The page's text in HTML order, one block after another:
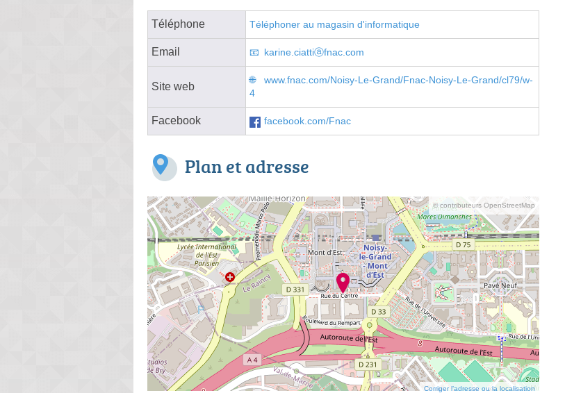
Téléphone Téléphoner au magasin d'informatique
Email karine.ciattiⓐfnac.com
Site web
www.fnac.com/Noisy-Le-Grand/Fnac-Noisy-Le-Grand/cl79/w-
4
Facebook facebook.com/Fnac
Plan et adresse
© contributeurs OpenStreetMap
Corriger l’adresse ou la localisation